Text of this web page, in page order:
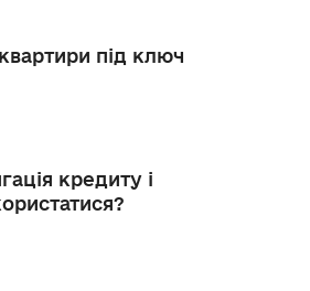
під ключ
кредиту і